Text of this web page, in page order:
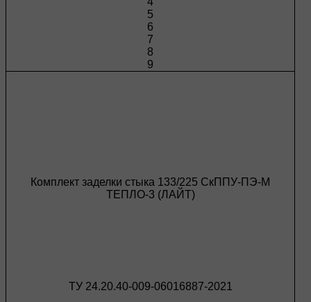
5
6
7
8
9
Комплект заделки стыка 133/225 СкППУ-ПЭ-М
ТЕПЛО-3 (ЛАЙТ)
ТУ 24.20.40-009-06016887-2021